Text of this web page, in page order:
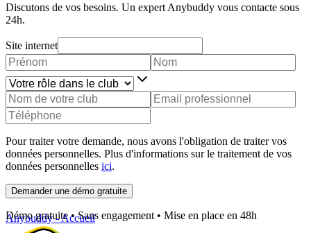
Discutons de vos besoins. Un expert Anybuddy vous contacte sous
24h.
Site internet
Pour traiter votre demande, nous avons l'obligation de traiter vos
données personnelles. Plus d'informations sur le traitement de vos
données personnelles ici.
Demander une démo gratuite
Démo gratuite • Sans engagement • Mise en place en 48h
Anybuddy - Accueil